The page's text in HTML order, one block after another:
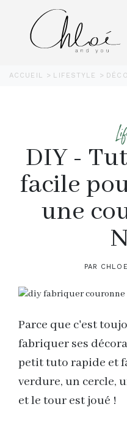
ACCUEIL LIFESTYLE
DIY -
facile
une
PAR
Parce que c'est
fabriquer ses
petit tuto rapide et
verdure, un cercle,
et le tour est joué !